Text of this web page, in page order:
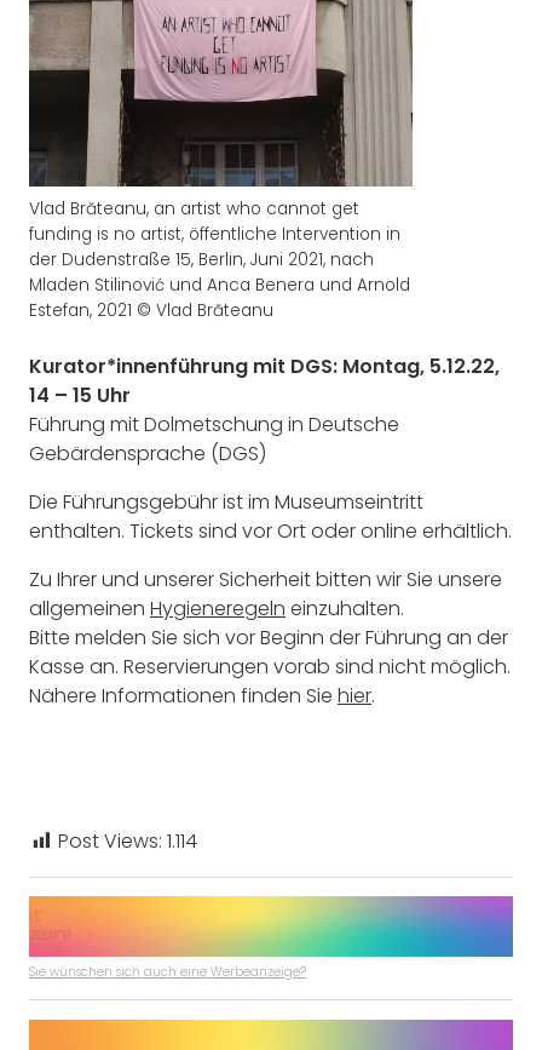
Vlad Brăteanu, an artist who cannot get
funding is no artist, öffentliche Intervention in
der Dudenstraße 15, Berlin, Juni 2021, nach
Mladen Stilinović und Anca Benera und Arnold
Estefan, 2021 © Vlad Brăteanu
Kurator*innenführung mit DGS: Montag, 5.12.22,
14 – 15 Uhr
Führung mit Dolmetschung in Deutsche
Gebärdensprache (DGS)
Die Führungsgebühr ist im Museumseintritt
enthalten. Tickets sind vor Ort oder online erhältlich.
Zu Ihrer und unserer Sicherheit bitten wir Sie unsere
allgemeinen Hygieneregeln einzuhalten.
Bitte melden Sie sich vor Beginn der Führung an der
Kasse an. Reservierungen vorab sind nicht möglich.
Nähere Informationen finden Sie hier.
Post Views: 1.114
Sie wünschen sich auch eine Werbeanzeige?